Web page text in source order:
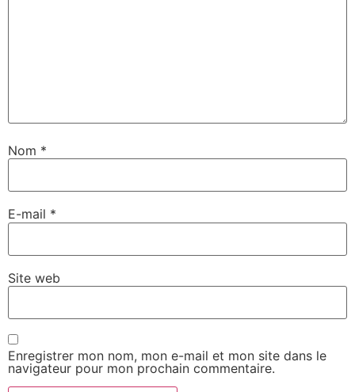
Nom *
E-mail *
Site web
Enregistrer mon nom, mon e-mail et mon site dans le
navigateur pour mon prochain commentaire.